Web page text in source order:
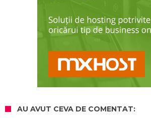
AU AVUT CEVA DE COMENTAT: